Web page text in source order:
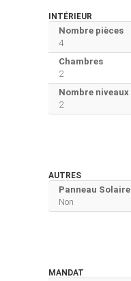
INTÉRIEUR
Nombre pièces
4
Chambres
2
Nombre niveaux
2
AUTRES
Panneau Solaire
Non
MANDAT